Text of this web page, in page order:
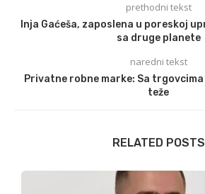
prethodni tekst
Inja Gaćeša, zaposlena u poreskoj
sa druge planete
naredni tekst
Privatne robne marke: Sa
teže
RELATED POSTS